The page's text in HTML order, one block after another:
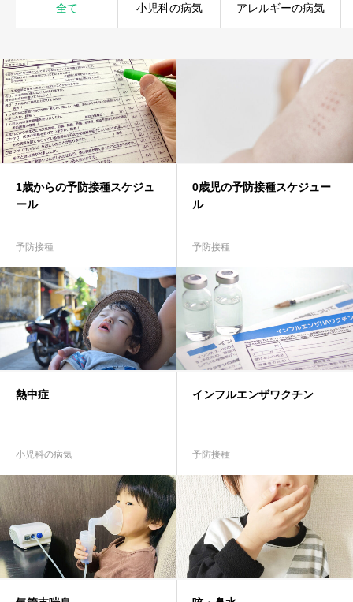
全て 小児科の病気 アレルギーの病気
1歳からの予防接種スケジュ
ール
予防接種
0歳児の予防接種スケジュー
ル
予防接種
熱中症
小児科の病気
インフルエンザワクチン
予防接種
診療案内
当院の特徴
診療時間・アクセス